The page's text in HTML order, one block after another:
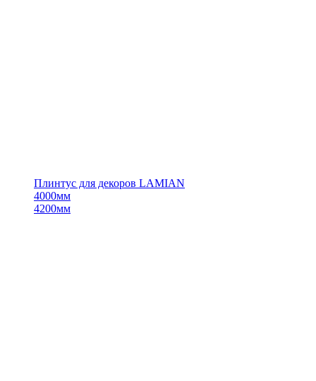
Плинтус для декоров LAMIAN
4000мм
4200мм